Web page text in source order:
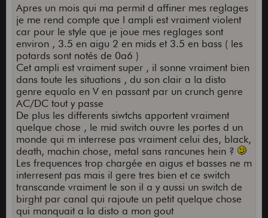
Apres un mois qui ma permit d affiner mes reglages
je me rend compte que l ampli est vraiment violent
car pour le style que je joue mes reglages sont
environ , 3.5 en aigu 2 en mids et 3.5 en bass ( les
potards sont notés de 0a6 )
Cet ampli est vraiment super , il sonne vraiment bien
dans toute les situations , du son clair a la disto
genre equalo en V en passant par un crunch genre
AC/DC tout y passe
De plus les differents siwtchs apportent vraiment
quelque chose , le mid switch ouvre les portes d un
monde qui m interrese pas vraiment celui des, black,
death, machin chose, metal sans rancunes hein ?
Les frequences trop chargée en aigus et basses ne m
interresent pas mais il gere tres bien et ce switch
transcande vraiment le son il a y aussi un switch de
birght par canal qui rajoute un petit quelque chose
qui manquait a la disto a mon gout